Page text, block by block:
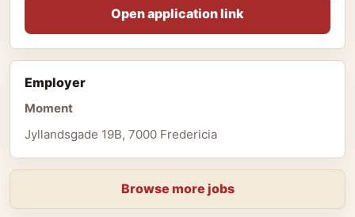
Open application link
Employer
Moment
Jyllandsgade 19B, 7000 Fredericia
Browse more jobs